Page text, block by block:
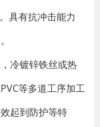
具有抗冲击能力
冷镀锌铁丝或热
等多道工序加工
起到防护等特